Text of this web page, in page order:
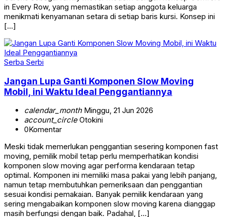
in Every Row, yang memastikan setiap anggota keluarga
menikmati kenyamanan setara di setiap baris kursi. Konsep ini
[…]
Serba Serbi
Jangan Lupa Ganti Komponen Slow Moving
Mobil, ini Waktu Ideal Penggantiannya
calendar_monthMinggu, 21 Jun 2026
account_circleOtokini
0Komentar
Meski tidak memerlukan penggantian sesering komponen fast
moving, pemilik mobil tetap perlu memperhatikan kondisi
komponen slow moving agar performa kendaraan tetap
optimal. Komponen ini memiliki masa pakai yang lebih panjang,
namun tetap membutuhkan pemeriksaan dan penggantian
sesuai kondisi pemakaian. Banyak pemilik kendaraan yang
sering mengabaikan komponen slow moving karena dianggap
masih berfungsi dengan baik. Padahal, […]